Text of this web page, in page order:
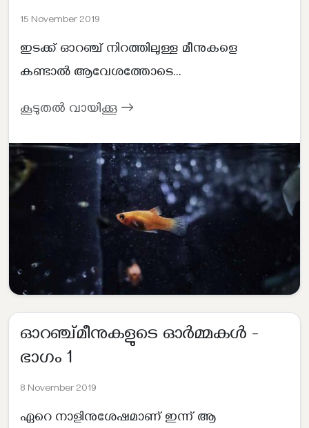
15 November 2019
ഇടക്ക് ഓറഞ്ച് നിറത്തിലുള്ള മീനുകളെ
കണ്ടാൽ ആവേശത്തോടെ...
കൂടുതൽ വായിക്കൂ
ഓറഞ്ച്മീനുകളുടെ ഓർമ്മകൾ -
ഭാഗം 1
8 November 2019
ഏറെ നാളിനുശേഷമാണ് ഇന്ന് ആ